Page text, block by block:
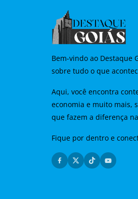
Bem-vindo ao Destaque
sobre tudo o que
Aqui, você encontra
economia e muito mais,
que fazem a diferença
Fique por dentro e